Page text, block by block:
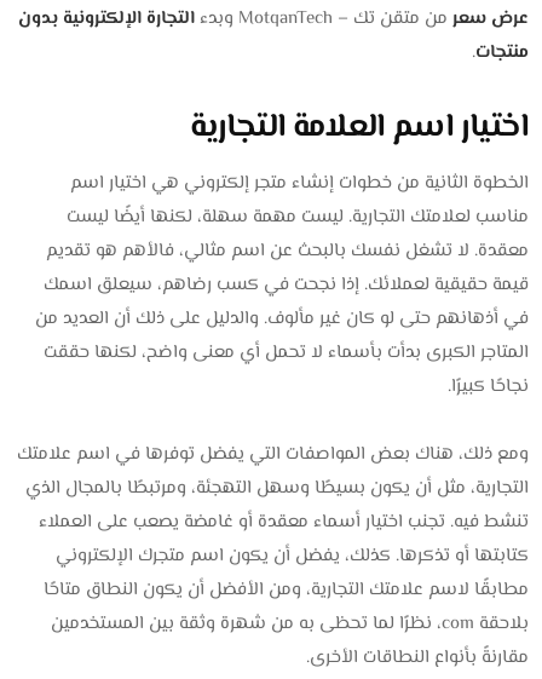
عرض سعر من متقن تك – MotqanTech وبدء
التجارة الإلكترونية بدون
منتجات.
اختيار اسم العلامة التجارية
الخطوة الثانية من خطوات إنشاء متجر إلكتروني هي اختيار اسم
مناسب لعلامتك التجارية. ليست مهمة سهلة، لكنها أيضًا ليست
معقدة. لا تشغل نفسك بالبحث عن اسم مثالي، فالأهم هو تقديم
قيمة حقيقية لعملائك. إذا نجحت في كسب رضاهم، سيعلق اسمك
في أذهانهم حتى لو كان غير مألوف. والدليل على ذلك أن العديد من
المتاجر الكبرى بدأت بأسماء لا تحمل أي معنى واضح، لكنها حققت
نجاحًا كبيرًا.
ومع ذلك، هناك بعض المواصفات التي يفضل توفرها في اسم علامتك
التجارية، مثل أن يكون بسيطًا وسهل التهجئة، ومرتبطًا بالمجال الذي
تنشط فيه. تجنب اختيار أسماء معقدة أو غامضة يصعب على العملاء
كتابتها أو تذكرها. كذلك، يفضل أن يكون اسم متجرك الإلكتروني
مطابقًا لاسم علامتك التجارية، ومن الأفضل أن يكون النطاق متاحًا
بلاحقة com، نظرًا لما تحظى به من شهرة وثقة بين المستخدمين
مقارنةً بأنواع النطاقات الأخرى.